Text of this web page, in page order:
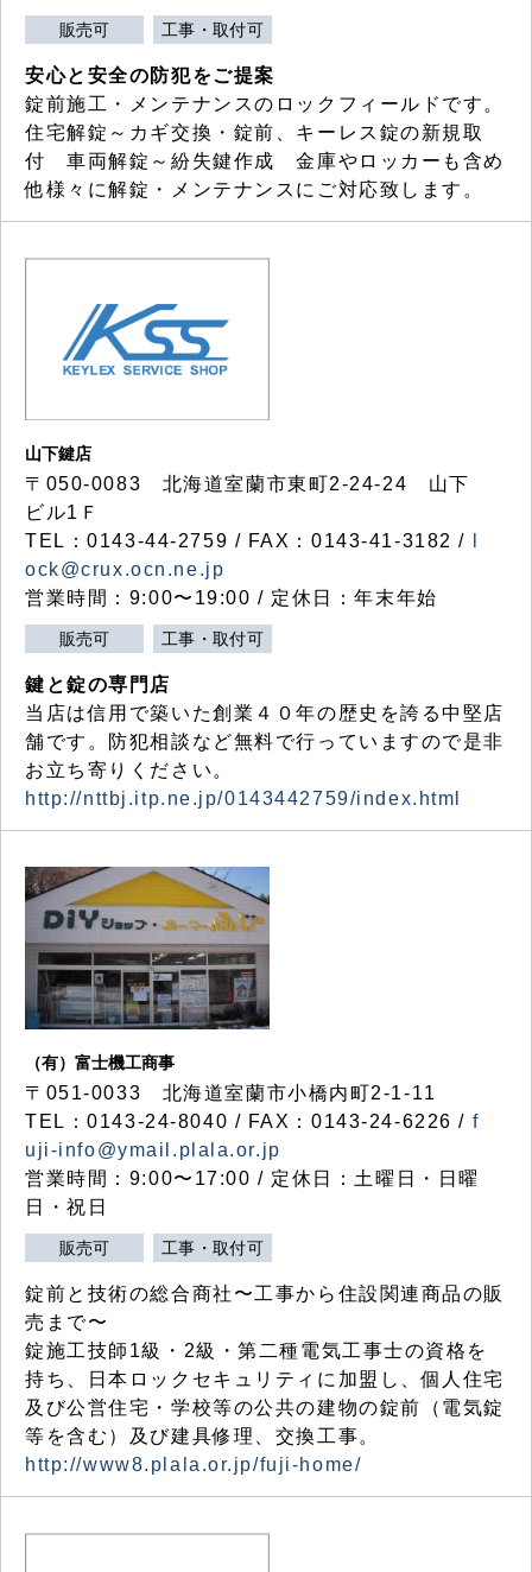
販売可 工事・取付可
安心と安全の防犯をご提案
錠前施工・メンテナンスのロックフィールドです。
住宅解錠～カギ交換・錠前、キーレス錠の新規取
付 車両解錠～紛失鍵作成 金庫やロッカーも含め
他様々に解錠・メンテナンスにご対応致します。
山下鍵店
〒050-0083 北海道室蘭市東町2-24-24 山下
ビル1Ｆ
TEL：0143-44-2759 / FAX：0143-41-3182 /
ock@crux.ocn.ne.jp
営業時間：9:00〜19:00 / 定休日：年末年始
販売可 工事・取付可
鍵と錠の専門店
当店は信用で築いた創業４０年の歴史を誇る中堅店
舗です。防犯相談など無料で行っていますので是非
お立ち寄りください。
http://nttbj.itp.ne.jp/0143442759/index.html
（有）富士機工商事
〒051-0033 北海道室蘭市小橋内町2-1-11
TEL：0143-24-8040 / FAX：0143-24-6226 / f
uji-info@ymail.plala.or.jp
営業時間：9:00〜17:00 / 定休日：土曜日・日曜
日・祝日
販売可 工事・取付可
錠前と技術の総合商社〜工事から住設関連商品の販
売まで〜
錠施工技師1級・2級・第二種電気工事士の資格を
持ち、日本ロックセキュリティに加盟し、個人住宅
及び公営住宅・学校等の公共の建物の錠前（電気錠
等を含む）及び建具修理、交換工事。
http://www8.plala.or.jp/fuji-home/